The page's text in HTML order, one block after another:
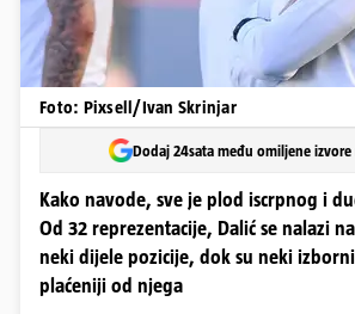
Foto: Pixsell/Ivan Skrinjar
Dodaj 24sata među omiljene izvore
Kako navode, sve je plod iscrpnog i
Od 32 reprezentacije, Dalić se nalazi
neki dijele pozicije, dok su neki
plaćeniji od njega